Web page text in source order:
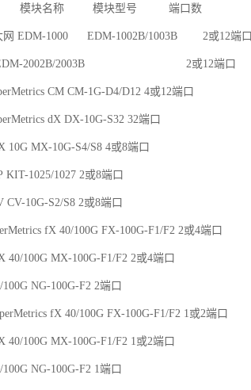
模块名称 模块型号 端口数
网 EDM-1000 EDM-1002B/1003B 2或12端口
EDM-2002B/2003B 2或12端口
CM CM-1G-D4/D12 4或12端口
dX DX-10G-S32 32端口
10G MX-10G-S4/S8 4或8端口
KIT-1025/1027 2或8端口
CV-10G-S2/S8 2或8端口
fX 40/100G FX-100G-F1/F2 2或4端口
40/100G MX-100G-F1/F2 2或4端口
NG-100G-F2 2端口
fX 40/100G FX-100G-F1/F2 1或2端口
40/100G MX-100G-F1/F2 1或2端口
NG-100G-F2 1端口